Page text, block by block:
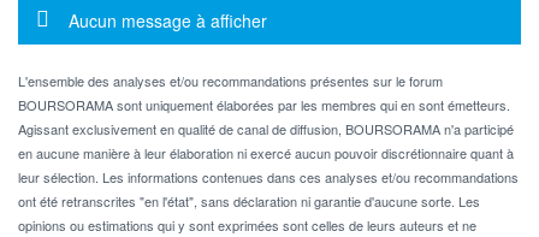
Message d'information
Aucun message à afficher
L'ensemble des analyses et/ou recommandations présentes sur le forum
BOURSORAMA sont uniquement élaborées par les membres qui en sont émetteurs.
Agissant exclusivement en qualité de canal de diffusion, BOURSORAMA n'a participé
en aucune manière à leur élaboration ni exercé aucun pouvoir discrétionnaire quant à
leur sélection. Les informations contenues dans ces analyses et/ou recommandations
ont été retranscrites "en l'état", sans déclaration ni garantie d'aucune sorte. Les
opinions ou estimations qui y sont exprimées sont celles de leurs auteurs et ne